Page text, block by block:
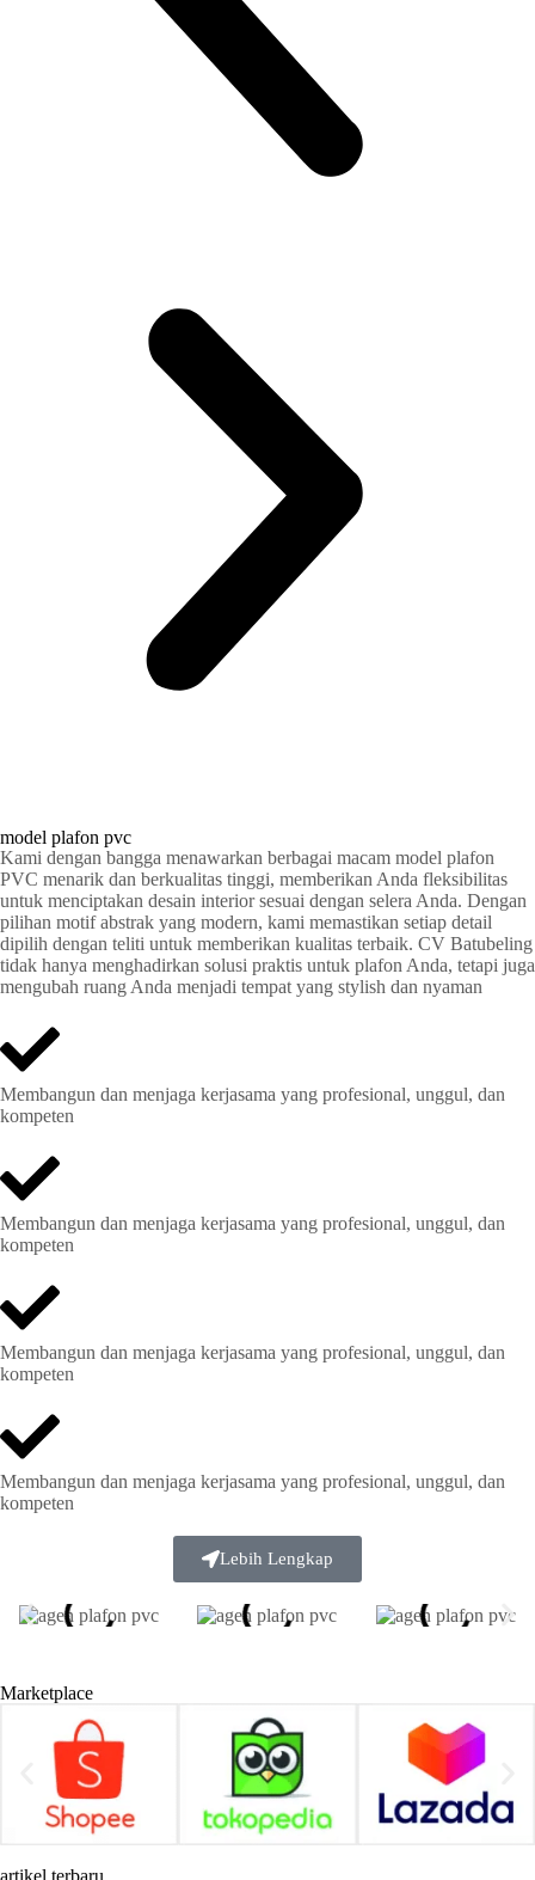
model plafon pvc
Kami dengan bangga menawarkan berbagai macam model plafon
PVC menarik dan berkualitas tinggi, memberikan Anda fleksibilitas
untuk menciptakan desain interior sesuai dengan selera Anda. Dengan
pilihan motif abstrak yang modern, kami memastikan setiap detail
dipilih dengan teliti untuk memberikan kualitas terbaik. CV Batubeling
tidak hanya menghadirkan solusi praktis untuk plafon Anda, tetapi juga
mengubah ruang Anda menjadi tempat yang stylish dan nyaman
Membangun dan menjaga kerjasama yang profesional, unggul, dan
kompeten
Membangun dan menjaga kerjasama yang profesional, unggul, dan
kompeten
Membangun dan menjaga kerjasama yang profesional, unggul, dan
kompeten
Membangun dan menjaga kerjasama yang profesional, unggul, dan
kompeten
Lebih Lengkap
Marketplace
artikel terbaru